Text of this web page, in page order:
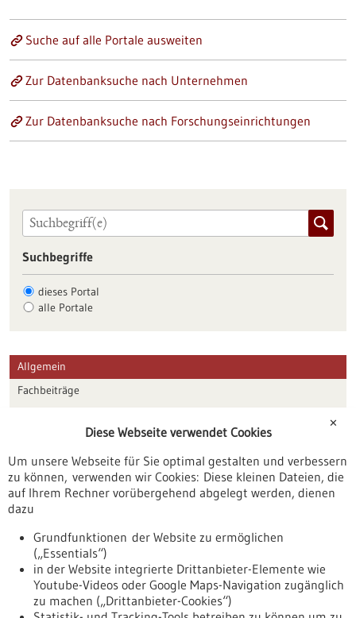
Suche auf alle Portale ausweiten
Zur Datenbanksuche nach Unternehmen
Zur Datenbanksuche nach Forschungseinrichtungen
Suchbegriffe
dieses Portal
alle Portale
Allgemein
Fachbeiträge
Veranstaltungen
Erscheinungsdatum
✕
Diese Webseite verwendet Cookies
Um unsere Webseite für Sie optimal gestalten und verbessern
zu können, verwenden wir Cookies: Diese kleinen Dateien, die
auf Ihrem Rechner vorübergehend abgelegt werden, dienen
dazu
Grundfunktionen der Website zu ermöglichen
(„Essentials“)
in der Website integrierte Drittanbieter-Elemente wie
Youtube-Videos oder Google Maps-Navigation zugänglich
zu machen („Drittanbieter-Cookies“)